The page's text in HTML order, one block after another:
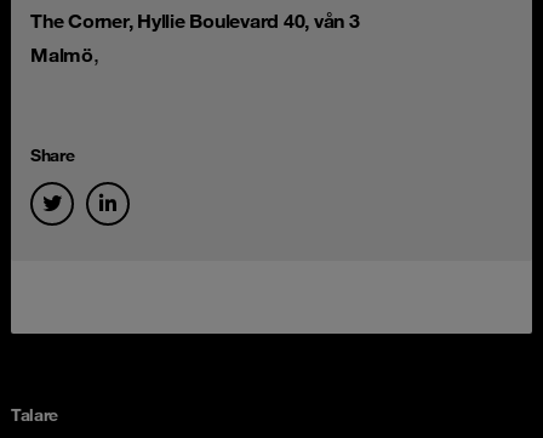
The Corner, Hyllie Boulevard 40, vån 3
Malmö,
Share
Talare